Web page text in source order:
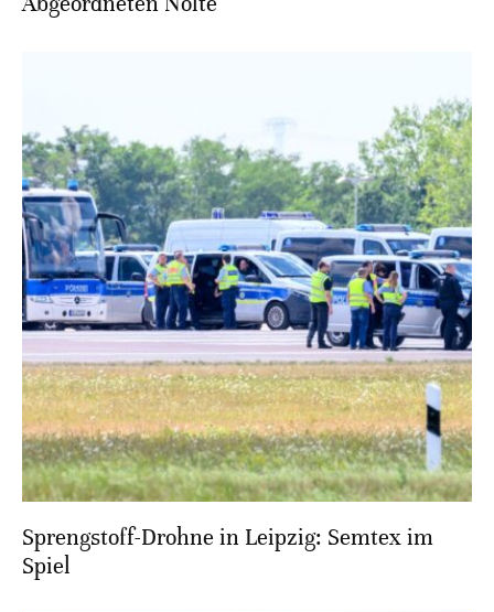
Sprengstoff-Drohne in Leipzig: Semtex im
Spiel